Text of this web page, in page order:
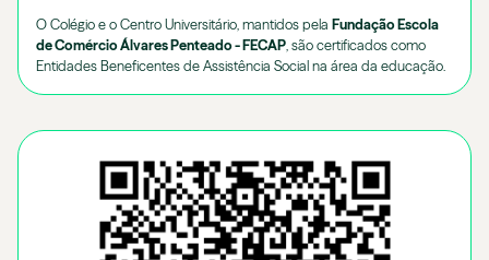
O Colégio e o Centro Universitário, mantidos pela Fundação Escola
de Comércio Álvares Penteado - FECAP , são certificados como
Entidades Beneficentes de Assistência Social na área da educação.